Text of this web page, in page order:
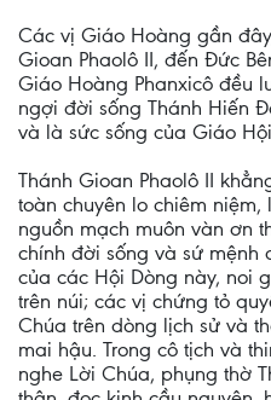
Các vị Giáo Hoàng gần
Gioan Phaolô II, đến Đức
Giáo Hoàng Phanxicô đều
ngợi đời sống Thánh Hiến
và là sức sống của Giáo
Thánh Gioan Phaolô II
toàn chuyên lo chiêm
nguồn mạch muôn vàn ơn
chính đời sống và sứ mệnh
của các Hội Dòng này, noi
trên núi; các vị chứng tỏ
Chúa trên dòng lịch sử và
mai hậu. Trong cô tịch và
nghe Lời Chúa, phụng thờ